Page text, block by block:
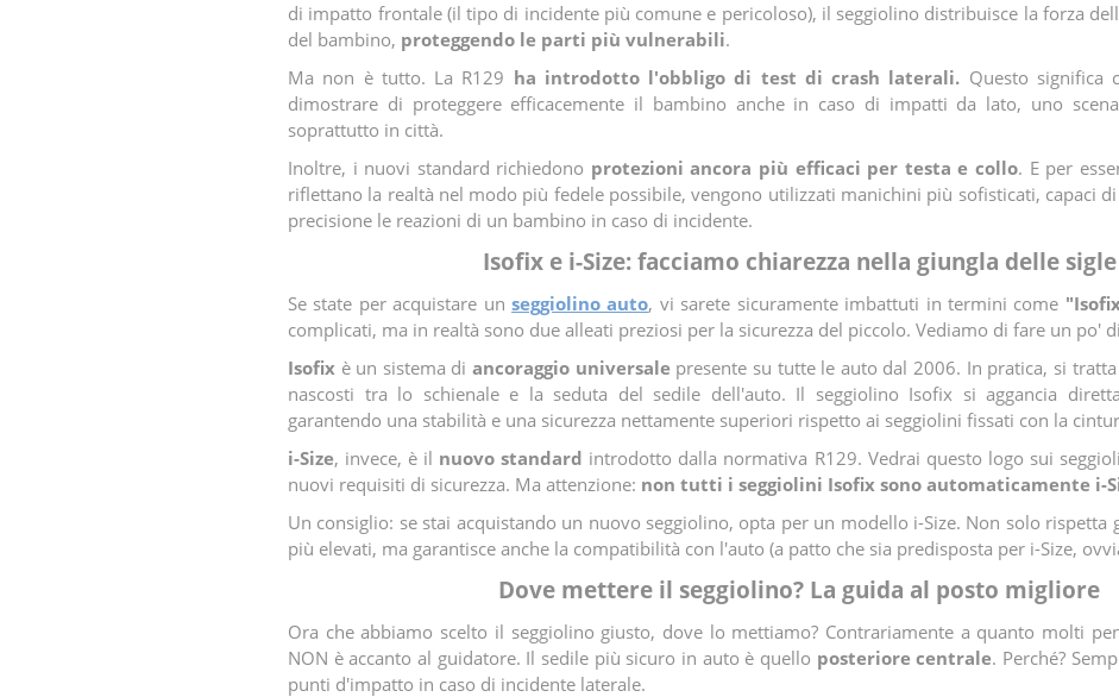
di impatto frontale (il tipo di incidente più comune e pericoloso), il seggiolino distribuisce la forza
del bambino, proteggendo le parti più vulnerabili.
Ma non è tutto. La R129 ha introdotto l'obbligo di test di crash laterali. Questo significa
dimostrare di proteggere efficacemente il bambino anche in caso di impatti da lato, uno
soprattutto in città.
Inoltre, i nuovi standard richiedono protezioni ancora più efficaci per testa e collo. E per
riflettano la realtà nel modo più fedele possibile, vengono utilizzati manichini più sofisticati, capaci
precisione le reazioni di un bambino in caso di incidente.
Isofix e i-Size: facciamo chiarezza nella giungla delle sigle
Se state per acquistare unseggiolino auto, vi sarete sicuramente imbattuti in termini come
complicati, ma in realtà sono due alleati preziosi per la sicurezza del piccolo. Vediamo di fare un po'
Isofix è un sistema diancoraggio universale presente su tutte le auto dal 2006. In pratica, si
nascosti tra lo schienale e la seduta del sedile dell'auto. Il seggiolino Isofix si aggancia
garantendo una stabilità e una sicurezza nettamente superiori rispetto ai seggiolini fissati con la
i-Size, invece, è il nuovo standard introdotto dalla normativa R129. Vedrai questo logo sui
nuovi requisiti di sicurezza. Ma attenzione: non tutti i seggiolini Isofix sono automaticamente i-
Un consiglio: se stai acquistando un nuovo seggiolino, opta per un modello i-Size. Non solo rispetta
più elevati, ma garantisce anche la compatibilità con l'auto (a patto che sia predisposta per i-Size,
Dove mettere il seggiolino? La guida al posto migliore
Ora che abbiamo scelto il seggiolino giusto, dove lo mettiamo? Contrariamente a quanto molti
NON è accanto al guidatore. Il sedile più sicuro in auto è quello posteriore centrale. Perché?
punti d'impatto in caso di incidente laterale.